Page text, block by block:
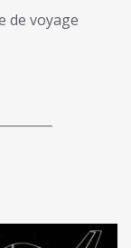
de voyage